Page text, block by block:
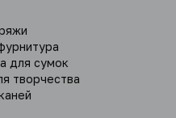
для сумок
творчества